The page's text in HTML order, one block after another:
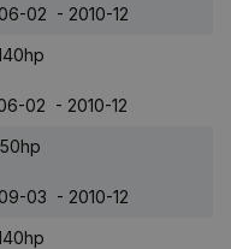
02 - 2010-12
02 - 2010-12
03 - 2010-12